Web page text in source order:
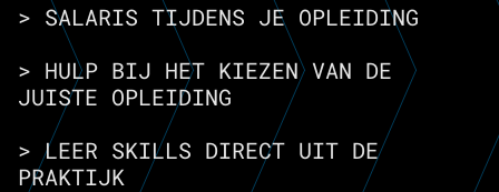
> SALARIS TIJDENS JE OPLEIDING
> HULP BIJ HET KIEZEN VAN DE
JUISTE OPLEIDING
> LEER SKILLS DIRECT UIT DE
PRAKTIJK